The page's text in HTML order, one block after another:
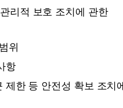
리적 보호 조치에 관한
위
항
제한 등 안전성 확보 조치